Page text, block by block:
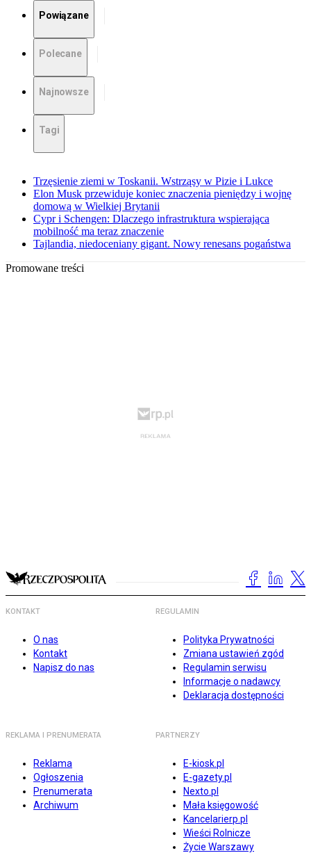
Powiązane
Polecane
Najnowsze
Tagi
Trzęsienie ziemi w Toskanii. Wstrząsy w Pizie i Lukce
Elon Musk przewiduje koniec znaczenia pieniędzy i wojnę
domową w Wielkiej Brytanii
Cypr i Schengen: Dlaczego infrastruktura wspierająca
mobilność ma teraz znaczenie
Tajlandia, niedoceniany gigant. Nowy renesans pogaństwa
Promowane treści
KONTAKT
O nas
Kontakt
Napisz do nas
REGULAMIN
Polityka Prywatności
Zmiana ustawień zgód
Regulamin serwisu
Informacje o nadawcy
Deklaracja dostępności
REKLAMA I PRENUMERATA
Reklama
Ogłoszenia
Prenumerata
Archiwum
PARTNERZY
E-kiosk.pl
E-gazety.pl
Nexto.pl
Mała księgowość
Kancelarierp.pl
Wieści Rolnicze
Życie Warszawy